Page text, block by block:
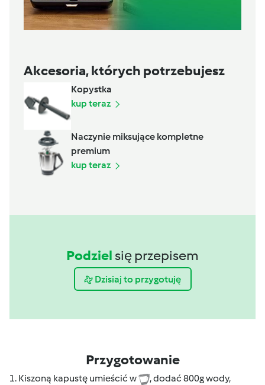
Akcesoria, których potrzebujesz
Kopystka
kup teraz
Naczynie miksujące kompletne
premium
kup teraz
Podziel się przepisem
Dzisiaj to przygotuję
Przygotowanie
1. Kiszoną kapustę umieścić w
, dodać 800g wody,